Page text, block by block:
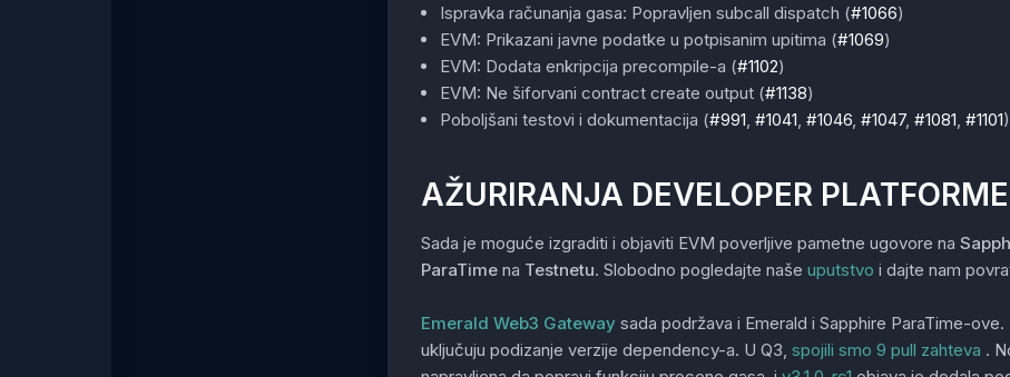
Ispravka računanja gasa: Popravljen subcall dispatch (#1066)
EVM: Prikazani javne podatke u potpisanim upitima (#1069)
EVM: Dodata enkripcija precompile-a (#1102)
EVM: Ne šiforvani contract create output (#1138)
Poboljšani testovi i dokumentacija (#991 #1041 #1046, #1047, #1081 #1101)
AŽURIRANJA DEVELOPER PLATFORME
Sada je moguće izgraditi i objaviti EVM poverljive pametne ugovore na
ParaTimena Testnetu. Slobodno pogledajte naše uputstvo i dajte nam
Emerald Web3 Gateway sada podržava i Emerald i Sapphire ParaTime-
uključuju podizanje verzije dependency-a. U Q3, spojili smo 9 pull zahteva .